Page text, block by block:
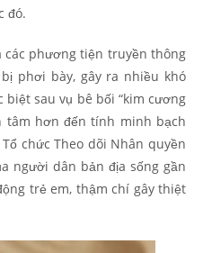
đó.
phương tiện truyền thông
phơi bày, gây ra nhiều khó
sau vụ bê bối “kim cương
tâm hơn đến tính minh bạch
chức Theo dõi Nhân quyền
người dân bản địa sống gần
trẻ em, thậm chí gây thiệt